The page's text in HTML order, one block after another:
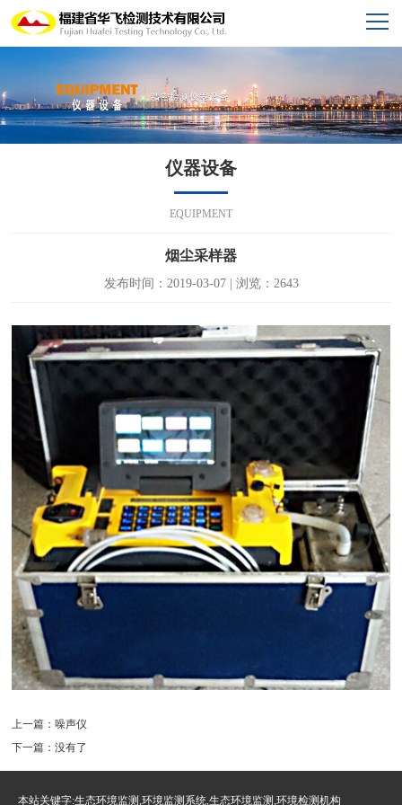
仪器设备
EQUIPMENT
烟尘采样器
发布时间：2019-03-07 | 浏览：2643
上一篇：噪声仪
下一篇：没有了
本站关键字:生态环境监测,环境监测系统,生态环境监测,环境检测机构